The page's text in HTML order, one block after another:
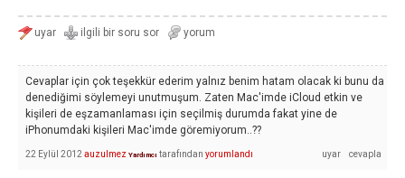
Cevaplar için çok teşekkür ederim yalnız benim hatam olacak ki bunu da
denediğimi söylemeyi unutmuşum. Zaten Mac'imde iCloud etkin ve
kişileri de eşzamanlaması için seçilmiş durumda fakat yine de
iPhonumdaki kişileri Mac'imde göremiyorum..??
22 Eylül 2012 auzulmez Yardımcı tarafından yorumlandı